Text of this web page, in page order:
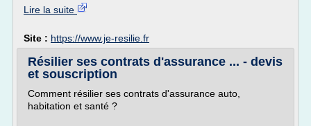
Lire la suite
Site : https://www.je-resilie.fr
Résilier ses contrats d'assurance ... - devis
et souscription
Comment résilier ses contrats d'assurance auto,
habitation et santé ?